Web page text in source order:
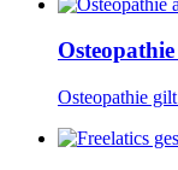
Osteopathie